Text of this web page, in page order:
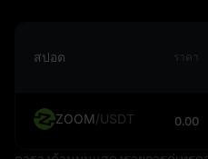
คริปโตเคอร์เรนซีเช่นกัน โดย
ขายเทียบกับดอลลาร์สหรัฐ และ
ทั้งนี้ แม้ว่าดอลลาร์สหรัฐจะเป็น
สปอต ราคา
ZOOM/USDT 0.00